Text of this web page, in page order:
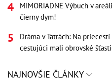
MIMORIADNE Výbuch v
čierny dym!
Dráma v Tatrách: Na
cestujúci mali obrovské
NAJNOVŠIE ČLÁNKY